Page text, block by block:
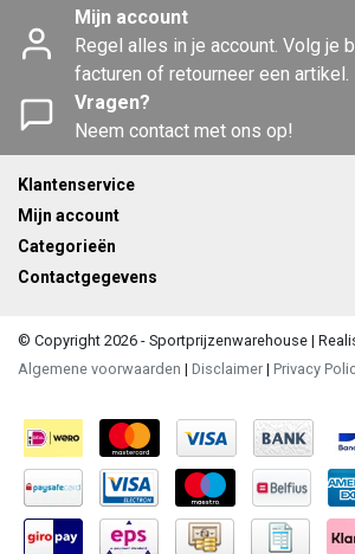
Mijn account
Regel alles in je account. Volg je
facturen of retourneer een artikel.
Vragen?
Neem contact met ons op!
Klantenservice
Mijn account
Categorieën
Contactgegevens
© Copyright 2026 - Sportprijzenwarehouse |
Algemene voorwaarden | Disclaimer | Privacy